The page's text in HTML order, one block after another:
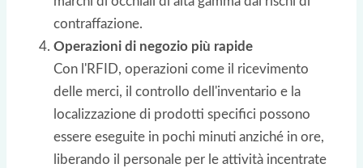
contraffazione.
Operazioni di negozio più rapide
Con l'RFID, operazioni come il ricevimento
delle merci, il controllo dell'inventario e la
localizzazione di prodotti specifici possono
essere eseguite in pochi minuti anziché in ore,
liberando il personale per le attività incentrate